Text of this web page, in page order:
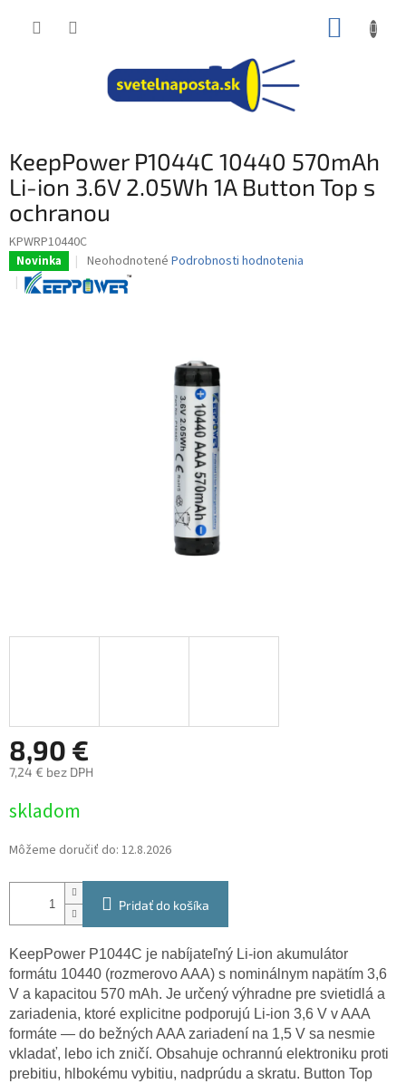
KeepPower P1044C 10440 570mAh
Li-ion 3.6V 2.05Wh 1A Button Top s
ochranou
KPWRP10440C
Novinka
Priemerné
hodnotenie
produktu
Neohodnotené Podrobnosti hodnotenia
8,90 €
7,24 € bez DPH
cena:
skladom
Môžeme doručiť do: 12.8.2026
Pridať do košíka
KeepPower P1044C je nabíjateľný Li-ion akumulátor
formátu 10440 (rozmerovo AAA) s nominálnym napätím 3,6
V a kapacitou 570 mAh. Je určený výhradne pre svietidlá a
zariadenia, ktoré explicitne podporujú Li-ion 3,6 V v AAA
formáte — do bežných AAA zariadení na 1,5 V sa nesmie
vkladať, lebo ich zničí. Obsahuje ochrannú elektroniku proti
prebitiu, hlbokému vybitiu, nadprúdu a skratu. Button Top